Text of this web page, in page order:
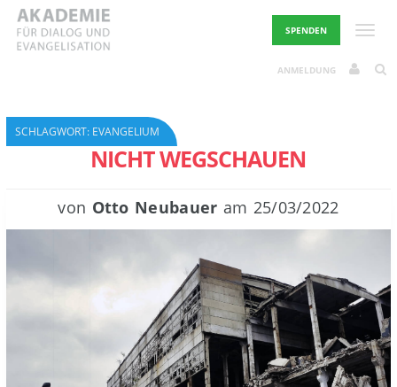
Skip
content
SPENDEN
ANMELDUNG
SCHLAGWORT: EVANGELIUM
NICHT WEGSCHAUEN
von Otto Neubauer am 25/03/2022